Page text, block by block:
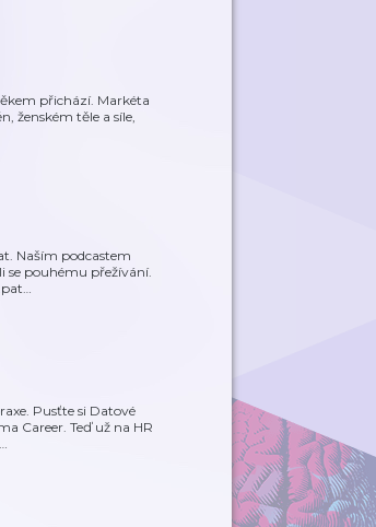
přichází. Markéta
ženském těle a síle,
Naším podcastem
pouhému přežívání.
…
Pusťte si Datové
Career. Teď už na HR
…